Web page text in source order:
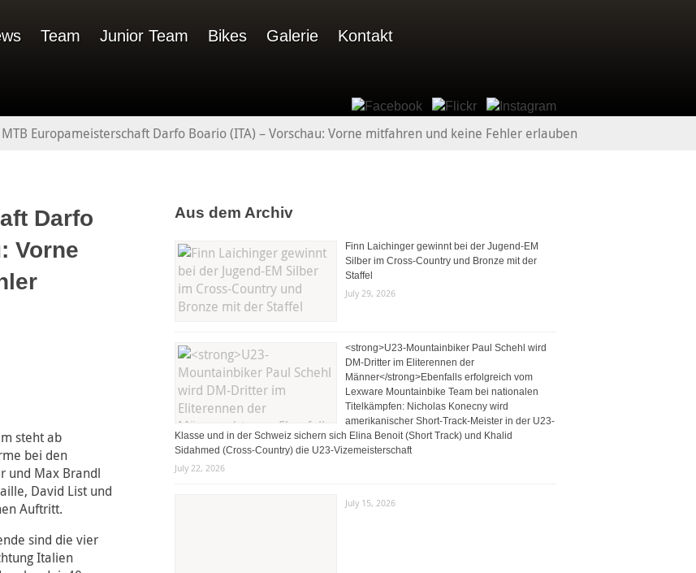
Team Junior Team Bikes Galerie Kontakt
MTB Europameisterschaft Darfo Boario (ITA) – Vorschau: Vorne mitfahren und keine Fehler erlauben
Darfo
Vorne
steht ab
bei den
und Max Brandl
David List und
Auftritt.
sind die vier
Italien
Aus dem Archiv
Finn Laichinger gewinnt bei der Jugend-EM
Silber im Cross-Country und Bronze mit der
Staffel
July 29, 2026
<strong>U23-Mountainbiker Paul Schehl wird
DM-Dritter im Eliterennen der
Männer</strong>Ebenfalls erfolgreich vom
Lexware Mountainbike Team bei nationalen
Titelkämpfen: Nicholas Konecny wird
amerikanischer Short-Track-Meister in der U23-
Klasse und in der Schweiz sichern sich Elina Benoit (Short Track) und Khalid
Sidahmed (Cross-Country) die U23-Vizemeisterschaft
July 22, 2026
July 15, 2026